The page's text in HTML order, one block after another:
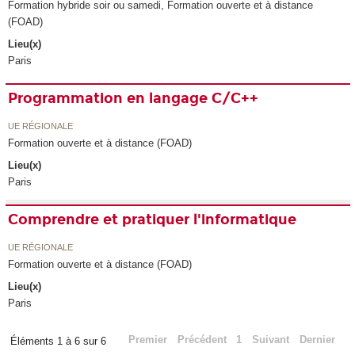
Formation hybride soir ou samedi, Formation ouverte et à distance
(FOAD)
Lieu(x)
Paris
Programmation en langage C/C++
UE RÉGIONALE
Formation ouverte et à distance (FOAD)
Lieu(x)
Paris
Comprendre et pratiquer l'informatique
UE RÉGIONALE
Formation ouverte et à distance (FOAD)
Lieu(x)
Paris
Éléments 1 à 6 sur 6 Premier Précédent 1 Suivant Dernier